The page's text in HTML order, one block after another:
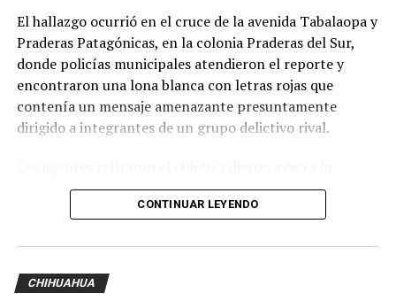
El hallazgo ocurrió en el cruce de la avenida Tabalaopa y
Praderas Patagónicas, en la colonia Praderas del Sur,
donde policías municipales atendieron el reporte y
encontraron una lona blanca con letras rojas que
contenía un mensaje amenazante presuntamente
dirigido a integrantes de un grupo delictivo rival.
Fiscalía General del Estado, cuyos peritos acudieron
para procesar la evidencia e iniciar la carpeta de
Durante las diligencias, las autoridades confirmaron que
en el perímetro de la guardería existen cámaras de
CONTINUAR LEYENDO
CHIHUAHUA